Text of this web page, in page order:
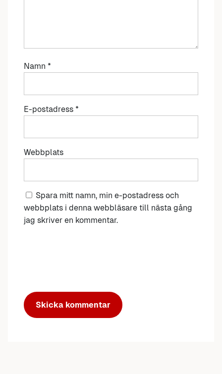
Namn *
E-postadress *
Webbplats
Spara mitt namn, min e-postadress och
webbplats i denna webbläsare till nästa gång
jag skriver en kommentar.